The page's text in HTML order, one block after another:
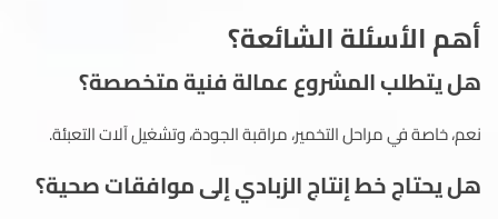
أهم الأسئلة الشائعة؟
هل يتطلب المشروع عمالة فنية متخصصة؟
نعم، خاصة في مراحل التخمير، مراقبة الجودة، وتشغيل آلات التعبئة.
هل يحتاج خط إنتاج الزبادي إلى موافقات صحية؟